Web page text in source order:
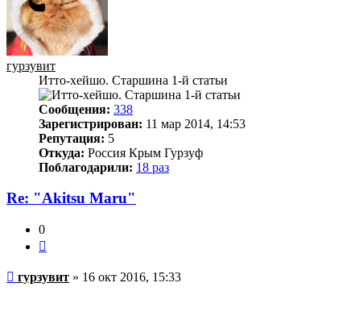
гурзувит
Итто-хейшо. Старшина 1-й статьи
Сообщения: 338
Зарегистрирован: 11 мар 2014, 14:53
Репутация: 5
Откуда: Россия Крым Гурзуф
Поблагодарили: 18 раз
Re: "Аkitsu Maru"
0
Непрочитанное
сообщение
гурзувит » 16 окт 2016, 15:33